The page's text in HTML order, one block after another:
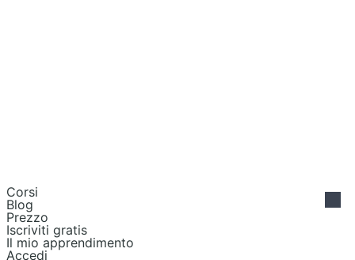
Corsi
Blog
Prezzo
Iscriviti gratis
Il mio apprendimento
Accedi